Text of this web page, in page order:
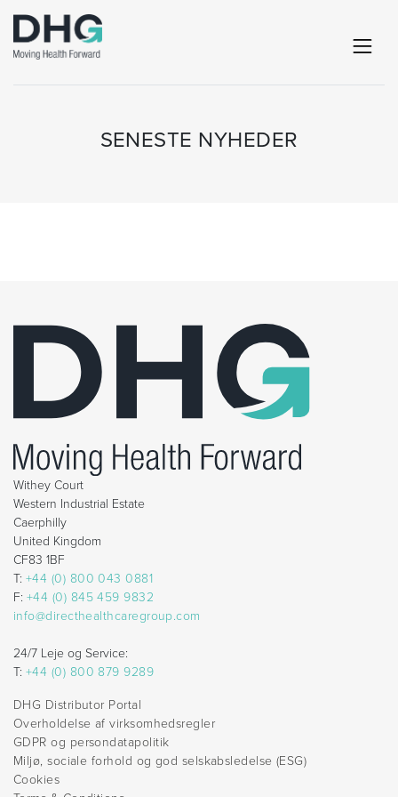
SENESTE NYHEDER
Withey Court
Western Industrial Estate
Caerphilly
United Kingdom
CF83 1BF
T: +44 (0) 800 043 0881
F: +44 (0) 845 459 9832
info@directhealthcaregroup.com
24/7 Leje og Service:
T: +44 (0) 800 879 9289
DHG Distributor Portal
Overholdelse af virksomhedsregler
GDPR og persondatapolitik
Miljø, sociale forhold og god selskabsledelse (ESG)
Cookies